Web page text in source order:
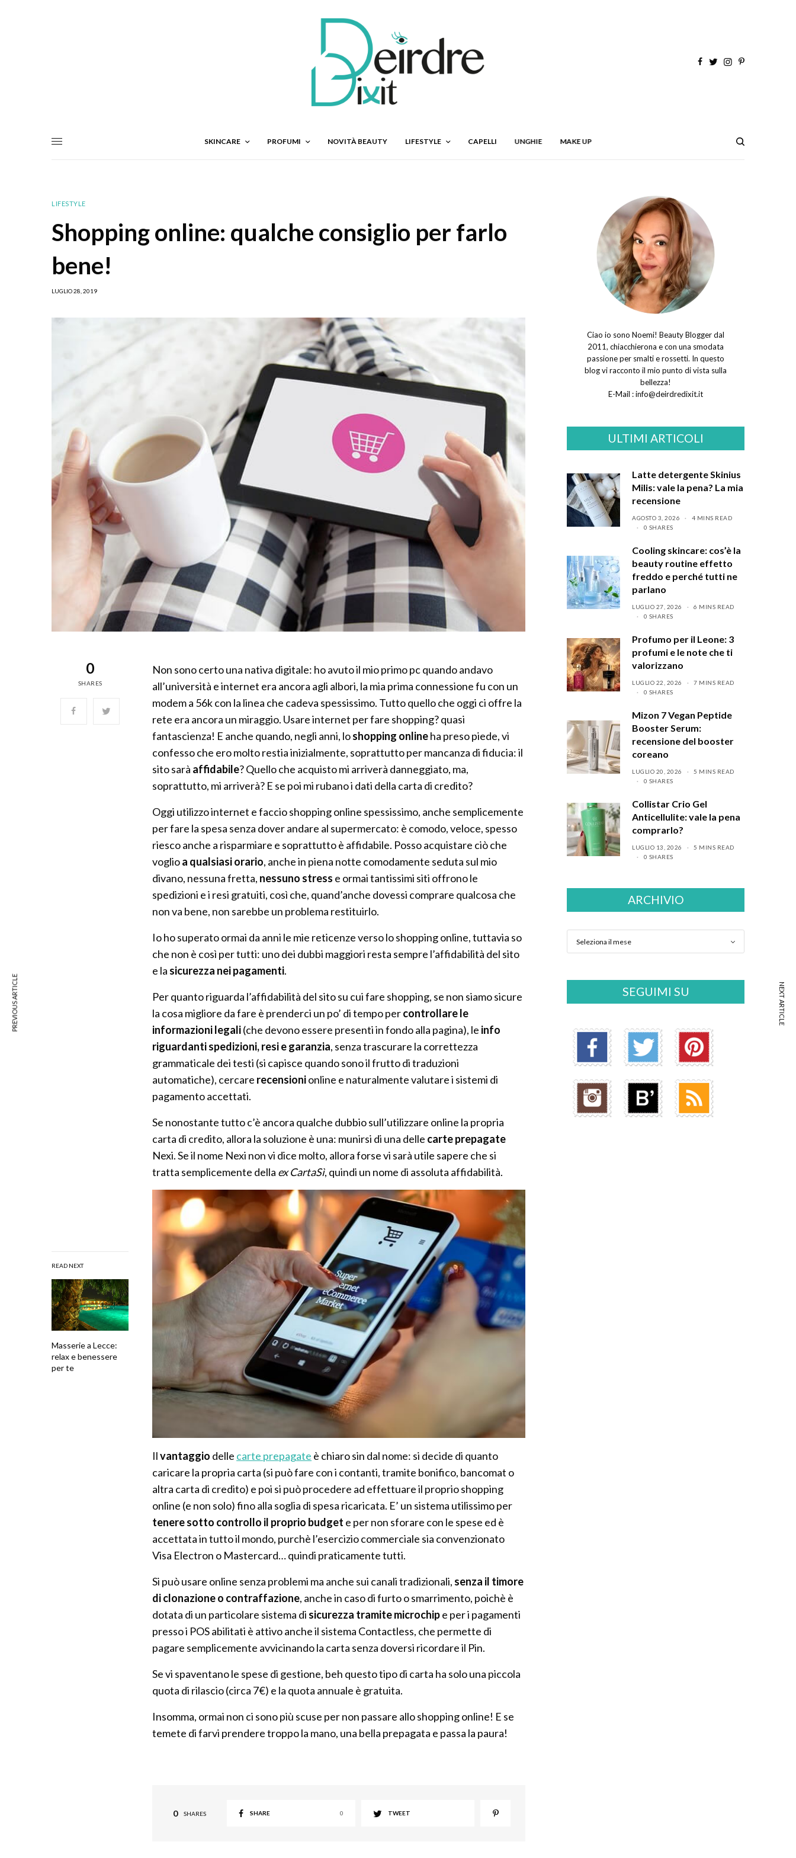
SKINCARE PROFUMI NOVITÀ BEAUTY LIFESTYLE CAPELLI UNGHIE MAKE UP
LIFESTYLE
Shopping online: qualche consiglio per farlo
bene!
LUGLIO 28, 2019
0
SHARES
READ NEXT
Masserie a Lecce:
relax e benessere
per te
Non sono certo una nativa digitale: ho avuto il mio primo pc quando andavo
all’università e internet era ancora agli albori, la mia prima connessione fu con un
modem a 56k con la linea che cadeva spessissimo. Tutto quello che oggi ci offre la
rete era ancora un miraggio. Usare internet per fare shopping? quasi
fantascienza! E anche quando, negli anni, loshopping onlineha preso piede, vi
confesso che ero molto restia inizialmente, soprattutto per mancanza di fiducia: il
sito sarà affidabile? Quello che acquisto mi arriverà danneggiato, ma,
soprattutto, mi arriverà? E se poi mi rubano i dati della carta di credito?
Oggi utilizzo internet e faccio shopping online spessissimo, anche semplicemente
per fare la spesa senza dover andare al supermercato: è comodo, veloce, spesso
riesco anche a risparmiare e soprattutto è affidabile. Posso acquistare ciò che
voglioa qualsiasi orario, anche in piena notte comodamente seduta sul mio
divano, nessuna fretta, nessuno stress e ormai tantissimi siti offrono le
spedizioni e i resi gratuiti, così che, quand’anche dovessi comprare qualcosa che
non va bene, non sarebbe un problema restituirlo.
Io ho superato ormai da anni le mie reticenze verso lo shopping online, tuttavia so
che non è così per tutti: uno dei dubbi maggiori resta sempre l’affidabilità del sito
e la sicurezza nei pagamenti.
Per quanto riguarda l’affidabilità del sito su cui fare shopping, se non siamo sicure
la cosa migliore da fare è prenderci un po’ di tempo percontrollare le
informazioni legali(che devono essere presenti in fondo alla pagina), le info
riguardanti spedizioni, resi e garanzia, senza trascurare la correttezza
grammaticale dei testi (si capisce quando sono il frutto di traduzioni
automatiche), cercare recensionionline e naturalmente valutare i sistemi di
pagamento accettati.
Se nonostante tutto c’è ancora qualche dubbio sull’utilizzare online la propria
carta di credito, allora la soluzione è una: munirsi di una delle carte prepagate
Nexi. Se il nome Nexi non vi dice molto, allora forse vi sarà utile sapere che si
tratta semplicemente della ex CartaSì, quindi un nome di assoluta affidabilità.
Ilvantaggio delle carte prepagate è chiaro sin dal nome: si decide di quanto
caricare la propria carta (si può fare con i contanti, tramite bonifico, bancomat o
altra carta di credito) e poi si può procedere ad effettuare il proprio shopping
online (e non solo) fino alla soglia di spesa ricaricata. E’ un sistema utilissimo per
tenere sotto controllo il proprio budget e per non sforare con le spese ed è
accettata in tutto il mondo, purchè l’esercizio commerciale sia convenzionato
Visa Electron o Mastercard… quindi praticamente tutti.
Si può usare online senza problemi ma anche sui canali tradizionali, senza il timore
di clonazione o contraffazione, anche in caso di furto o smarrimento, poichè è
dotata di un particolare sistema di sicurezza tramite microchipe per i pagamenti
presso i POS abilitati è attivo anche il sistema Contactless, che permette di
pagare semplicemente avvicinando la carta senza doversi ricordare il Pin.
Se vi spaventano le spese di gestione, beh questo tipo di carta ha solo una piccola
quota di rilascio (circa 7€) e la quota annuale è gratuita.
Insomma, ormai non ci sono più scuse per non passare allo shopping online! E se
temete di farvi prendere troppo la mano, una bella prepagata e passa la paura!
0 SHARES SHARE 0 TWEET
Ciao io sono Noemi! Beauty Blogger dal
2011, chiacchierona e con una smodata
passione per smalti e rossetti. In questo
blog vi racconto il mio punto di vista sulla
bellezza!
E-Mail :info@deirdredixit.it
ULTIMI ARTICOLI
Latte detergente Skinius
Milis: vale la pena? La mia
recensione
AGOSTO 3, 2026
4 MINS READ
0 SHARES
Cooling skincare: cos’è la
beauty routine effetto
freddo e perché tutti ne
parlano
LUGLIO 27, 2026
6 MINS READ
0 SHARES
Profumo per il Leone: 3
profumi e le note che ti
valorizzano
LUGLIO 22, 2026
7 MINS READ
0 SHARES
Mizon 7 Vegan Peptide
Booster Serum:
recensione del booster
coreano
LUGLIO 20, 2026
5 MINS READ
0 SHARES
Collistar Crio Gel
Anticellulite: vale la pena
comprarlo?
LUGLIO 13, 2026
5 MINS READ
0 SHARES
ARCHIVIO
SEGUIMI SU
PREVIOUS ARTICLE NEXT ARTICLE